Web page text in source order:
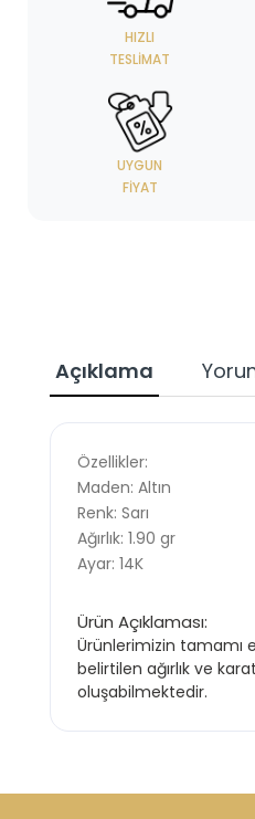
HIZLI
TESLIMAT
UYGUN
FIYAT
Açıklama
Özellikler:
Maden: Altın
Renk: Sarı
Ağırlık: 1.90 gr
Ayar: 14K
Ürün Açıklaması:
Ürünlerimizin tamamı
belirtilen ağırlık ve
oluşabilmektedir.